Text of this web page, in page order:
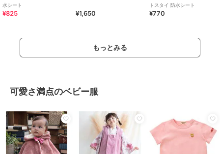
水シート
¥825 ¥1,650
トスタイ 防水シート
¥770
もっとみる
可愛さ満点のベビー服